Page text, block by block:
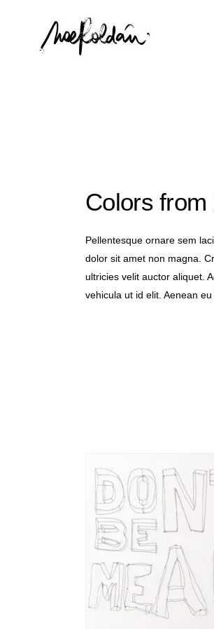
Colors from
Pellentesque ornare sem
dolor sit amet non magna.
ultricies velit auctor aliquet.
vehicula ut id elit. Aenean